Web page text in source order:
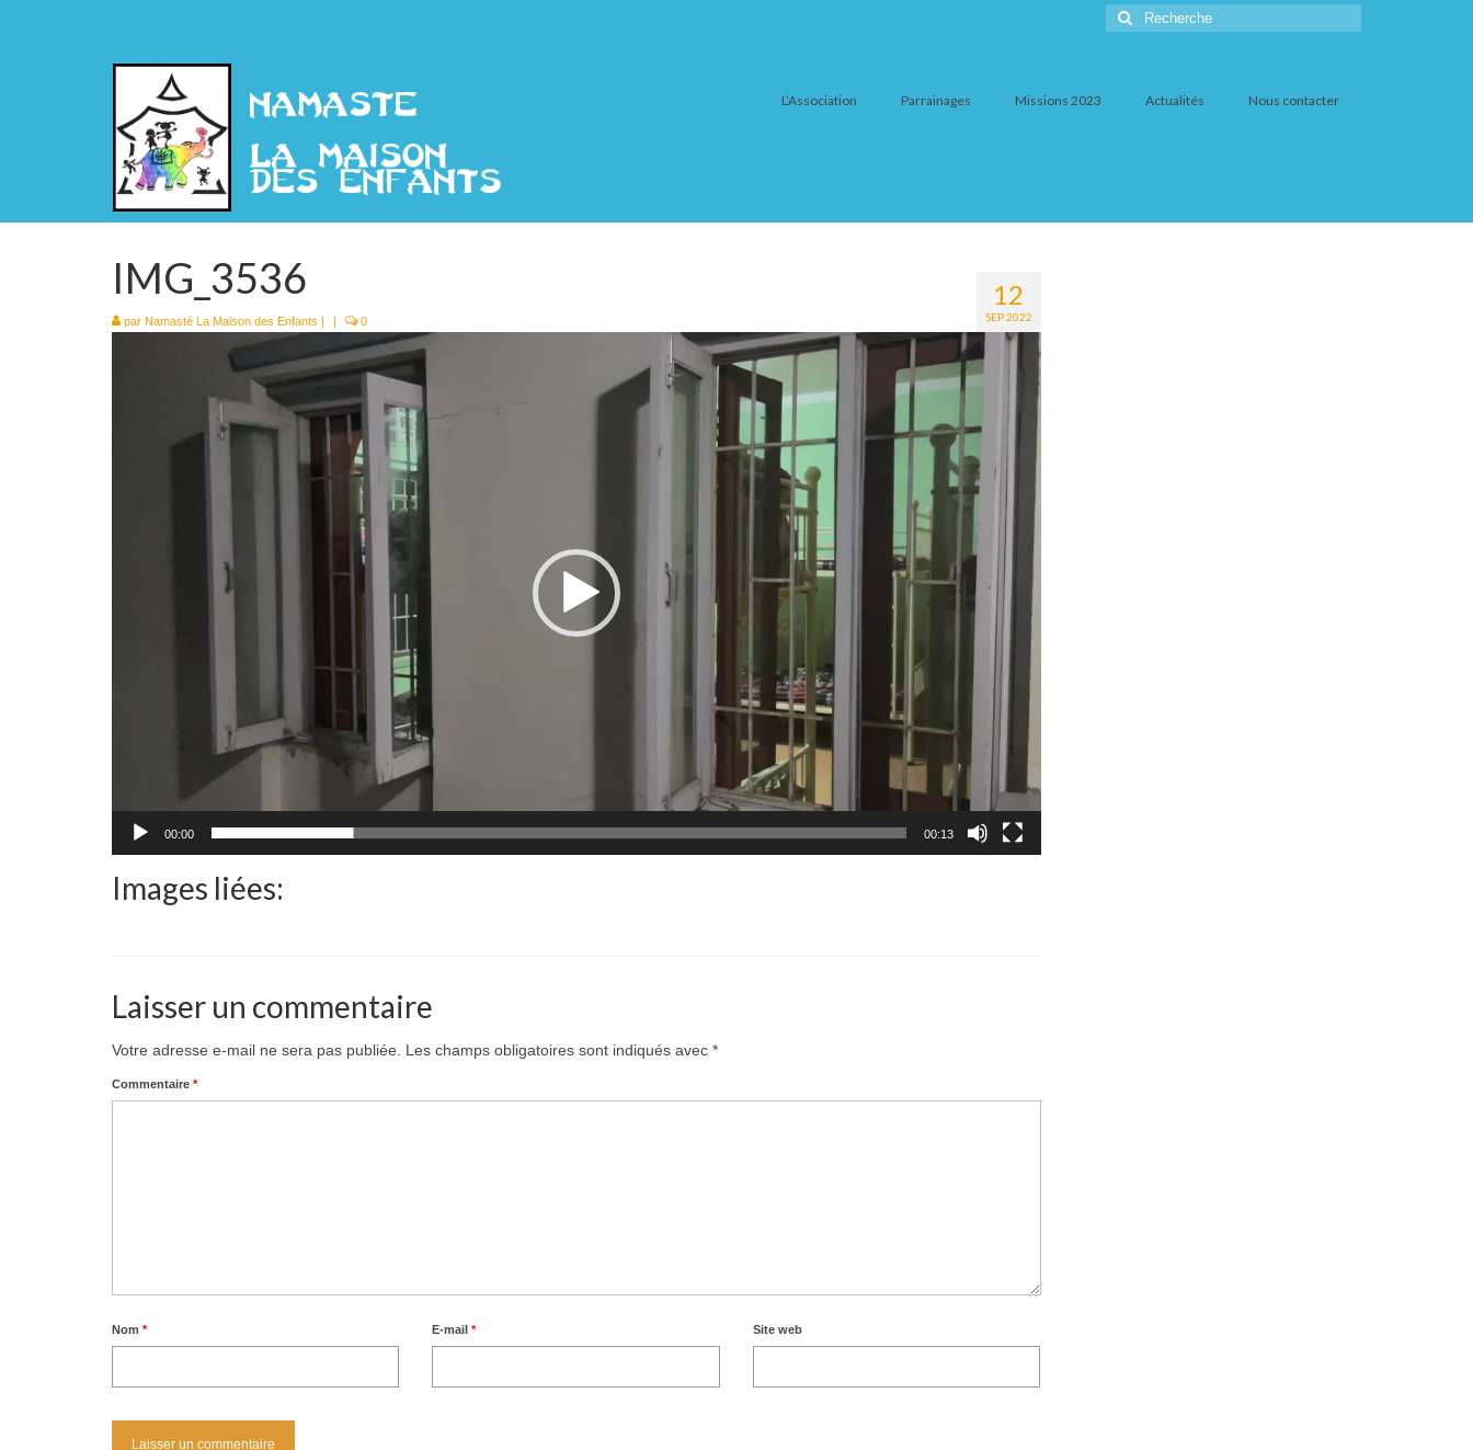
Rechercher
:
L’Association Parrainages Missions 2023 Actualités Nous contacter
12
SEP 2022
IMG_3536
par Namasté La Maison des Enfants | | 0
00:00 00:13
Images liées:
Laisser un commentaire
Votre adresse e-mail ne sera pas publiée. Les champs obligatoires sont indiqués avec *
Commentaire *
Nom * E-mail* Site web